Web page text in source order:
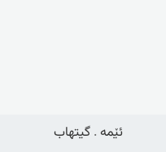
ئێمە . گیتهاب